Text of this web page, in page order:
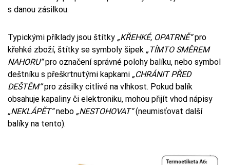
s danou zásilkou.
Typickými příklady jsou štítky „KŘEHKÉ, OPATRNĚ“pro
křehké zboží, štítky se symboly šipek „TÍMTO SMĚREM
NAHORU“pro označení správné polohy balíku, nebo symbol
deštníku s přeškrtnutými kapkami „CHRÁNIT PŘED
DEŠTĚM“pro zásilky citlivé na vlhkost. Pokud balík
obsahuje kapaliny či elektroniku, mohou přijít vhod nápisy
„NEKLÁPĚT“nebo „NESTOHOVAT“(neumisťovat další
balíky na tento).